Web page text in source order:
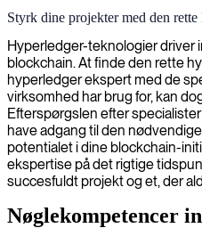
Hyperledger-udvikler
Styrk dine projekter med den
Hyperledger-teknologier driver
blockchain. At finde den rette
hyperledger ekspert med de
virksomhed har brug for, kan
Efterspørgslen efter
have adgang til den
potentialet i dine blockchain-
ekspertise på det rigtige
succesfuldt projekt og et, der
Nøglekompetencer